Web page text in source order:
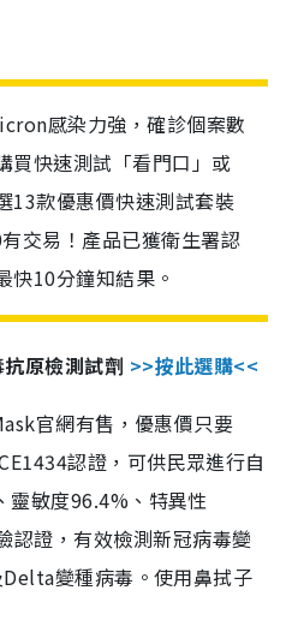
感染力強，確診個案數
買快速測試「看門口」或
13款優惠價快速測試套裝
交易！產品已獲衛生署認
快10分鐘知結果。
原檢測試劑 >>按此選購<<
官網有售，優惠價只要
認證，可供民眾進行自
靈敏度96.4%、特異性
認證，有效檢測新冠病毒變
變種病毒。使用鼻拭子